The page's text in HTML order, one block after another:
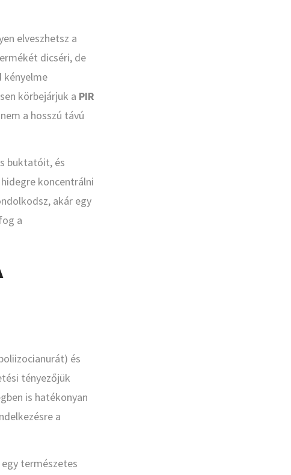
elveszhetsz a
dicséri, de
kényelme
körbejárjuk a PIR
a hosszú távú
buktatóit, és
koncentrálni
akár egy
a
és
tényezőjük
is hatékonyan
a
egy természetes